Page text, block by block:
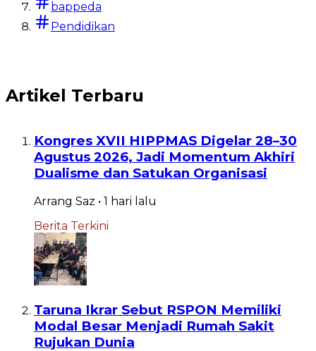
bappeda
Pendidikan
Artikel Terbaru
Kongres XVII HIPPMAS Digelar 28–30
Agustus 2026, Jadi Momentum Akhiri
Dualisme dan Satukan Organisasi
Arrang Saz • 1 hari lalu
Berita Terkini
Taruna Ikrar Sebut RSPON Memiliki
Modal Besar Menjadi Rumah Sakit
Rujukan Dunia